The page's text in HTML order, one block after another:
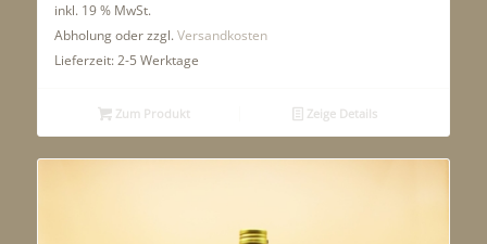
inkl. 19 % MwSt.
Abholung oder zzgl. Versandkosten
Lieferzeit:2-5 Werktage
Zum Produkt Zeige Details